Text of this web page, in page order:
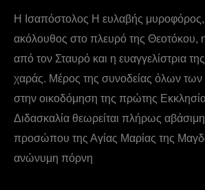
Η Ισαπόστολος Η ευλαβής μυροφόρος,
ακόλουθος στο πλευρό της
από τον Σταυρό και η ευαγγελίστρια
χαράς. Μέρος της συνοδείας όλων
στην οικοδόμηση της πρώτης
Διδασκαλία θεωρείται πλήρως
προσώπου της Αγίας Μαρίας της
ανώνυμη πόρνη